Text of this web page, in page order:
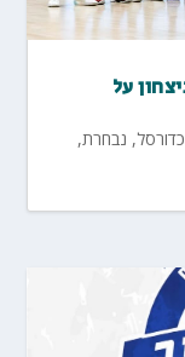
על
כדורסל, נבחרת,